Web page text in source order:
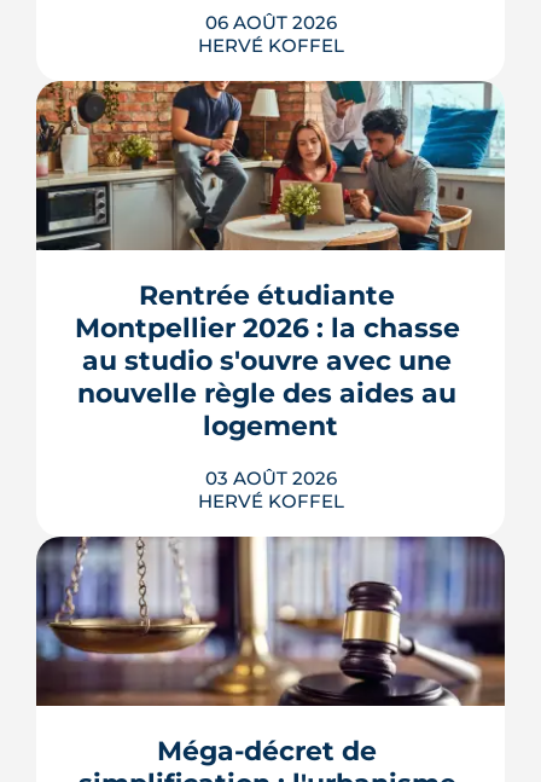
06 AOÛT 2026
HERVÉ KOFFEL
Montpellier prépare la dernière grande
pièce de Port Marianne. La ZAC de
l'Union, entrée dans une nouvelle
phase de concertation, veut
transformer un secteur sans identité en
quartier d'habitat.
LIRE L'ARTICLE
Rentrée étudiante
Montpellier 2026 : la chasse
au studio s'ouvre avec une
nouvelle règle des aides au
logement
03 AOÛT 2026
HERVÉ KOFFEL
Se loger à Montpellier pour la rentrée
2026 tient de la course de vitesse, sur
un marché où le studio part en
étudiants internationaux, une réforme
des aides au logement entrée en
Méga-décret de